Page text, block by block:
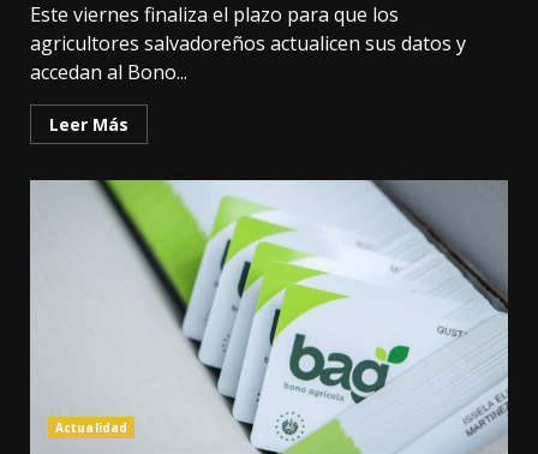
Este viernes finaliza el plazo para que los
agricultores salvadoreños actualicen sus datos y
accedan al Bono...
Leer Más
Actualidad